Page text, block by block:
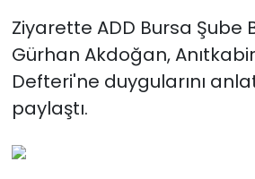
Ziyarette ADD Bursa Şube
Gürhan Akdoğan,
Defteri'ne duygularını
paylaştı.